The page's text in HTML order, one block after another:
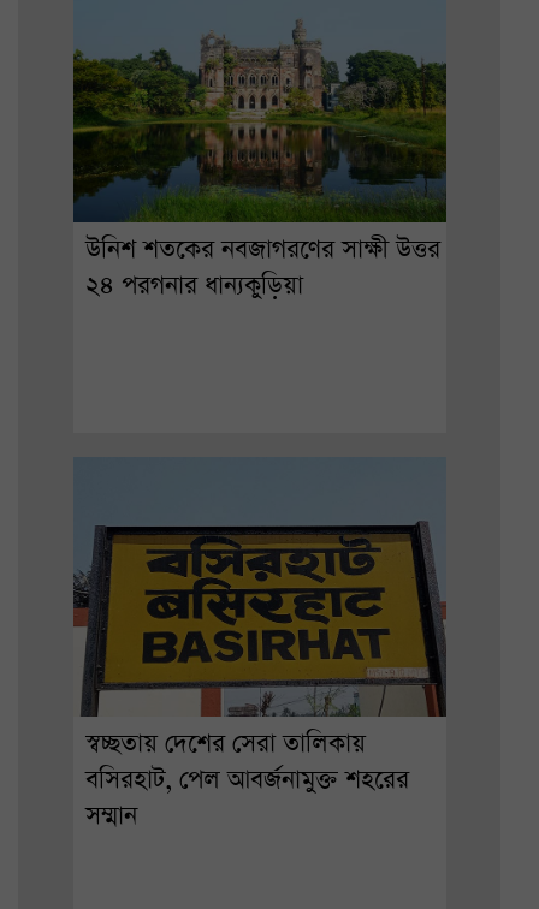
উনিশ শতকের নবজাগরণের সাক্ষী উত্তর
২৪ পরগনার ধান্যকুড়িয়া
স্বচ্ছতায় দেশের সেরা তালিকায়
বসিরহাট, পেল আবর্জনামুক্ত শহরের
সম্মান